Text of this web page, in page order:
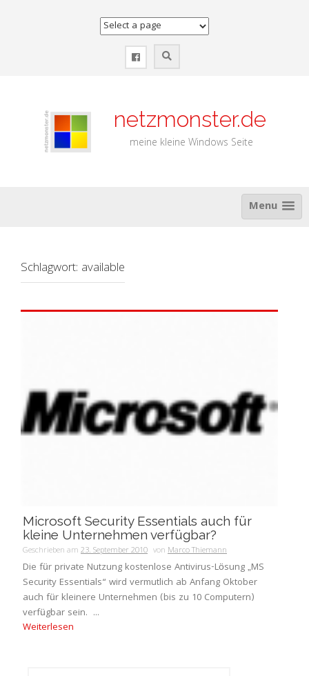
netzmonster.de
meine kleine Windows Seite
Menu
Schlagwort: available
Microsoft Security Essentials auch für
kleine Unternehmen verfügbar?
Geschrieben am 23. September 2010 von Marco Thiemann
Die für private Nutzung kostenlose Antivirus-Lösung „MS
Security Essentials“ wird vermutlich ab Anfang Oktober
auch für kleinere Unternehmen (bis zu 10 Computern)
verfügbar sein. ...
Weiterlesen